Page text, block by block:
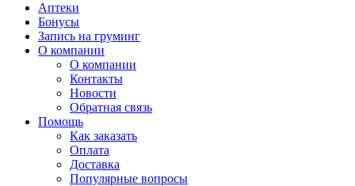
Аптеки
Бонусы
Запись на груминг
О компании
О компании
Контакты
Новости
Обратная связь
Помощь
Как заказать
Оплата
Доставка
Популярные вопросы